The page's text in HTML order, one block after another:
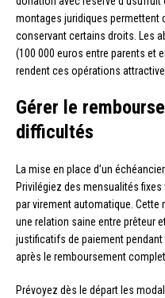
montages juridiques permettent
conservant certains droits. Les
(100 000 euros entre parents et
rendent ces opérations
Gérer le
difficultés
La mise en place d’un
Privilégiez des mensualités
par virement automatique.
une relation saine entre prêteur
justificatifs de paiement
après le remboursement
Prévoyez dès le départ les